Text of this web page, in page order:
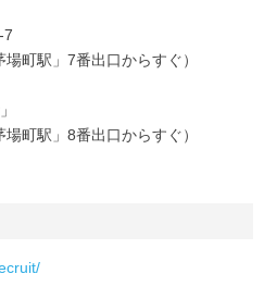
7
町駅」7番出口からすぐ）
町駅」8番出口からすぐ）